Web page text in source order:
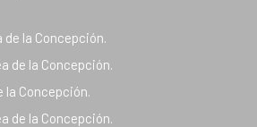
la Concepción.
de la Concepción.
la Concepción.
de la Concepción.